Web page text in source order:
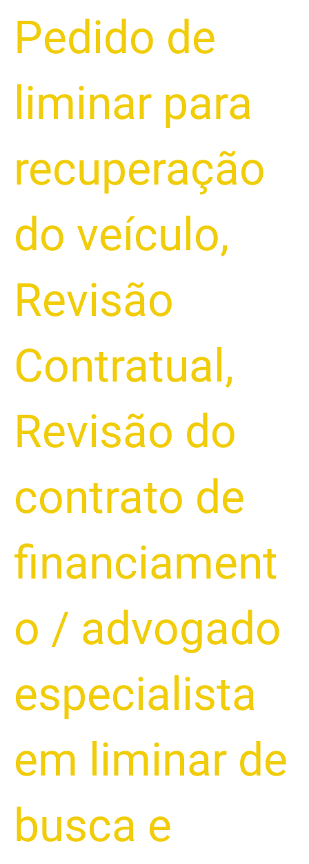
Pedido de
liminar para
recuperação
do veículo,
Revisão
Contratual ,
Revisão do
contrato de
financiament
o / advogado
especialista
em liminar de
busca e